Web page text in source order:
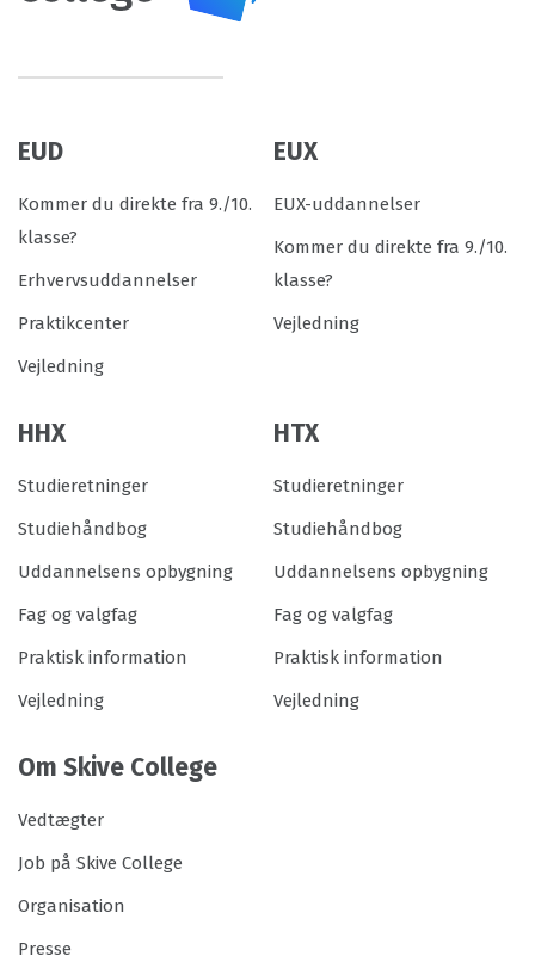
EUD
Kommer du direkte fra 9./10.
klasse?
Erhvervsuddannelser
Praktikcenter
Vejledning
EUX
EUX-uddannelser
Kommer du direkte fra 9./10.
klasse?
Vejledning
HHX
Studieretninger
Studiehåndbog
Uddannelsens opbygning
Fag og valgfag
Praktisk information
Vejledning
HTX
Studieretninger
Studiehåndbog
Uddannelsens opbygning
Fag og valgfag
Praktisk information
Vejledning
Om Skive College
Vedtægter
Job på Skive College
Organisation
Presse